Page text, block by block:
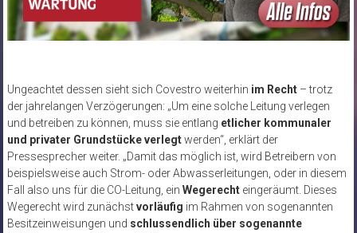
Ungeachtet dessen sieht sich Covestro weiterhin im Recht– trotz
der jahrelangen Verzögerungen: „Um eine solche Leitung verlegen
und betreiben zu können, muss sie entlang etlicher kommunaler
und privater Grundstücke verlegtwerden“, erklärt der
Pressesprecher weiter. „Damit das möglich ist, wird Betreibern von
beispielsweise auch Strom- oder Abwasserleitungen, oder in diesem
Fall also uns für die CO-Leitung, ein Wegerechteingeräumt. Dieses
Wegerecht wird zunächstvorläufig im Rahmen von sogenannten
Besitzeinweisungen und schlussendlich über sogenannte